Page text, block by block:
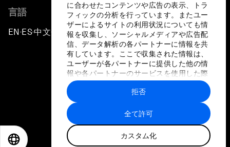
に合わせたコンテンツや広告の表示、トラ
フィックの分析を行っています。またユー
ザーによるサイトの利用状況についても情
報を収集し、ソーシャルメディアや広告配
信、データ解析の各パートナーに情報を共
有しています。ここで収集された情報は、
ユーザーが各パートナーに提供した他の情
報や各パートナーのサービスを使用した際
に収集された情報と組み合わされ、各パー
トナーによって使用されることがありま
す。
全て許可
カスタム化
拒否
言語
EN ▪ES▪中文▪ 日本語
プライバシーポリシーと利用規約
サイトマップ
©
世界経済フォーラム